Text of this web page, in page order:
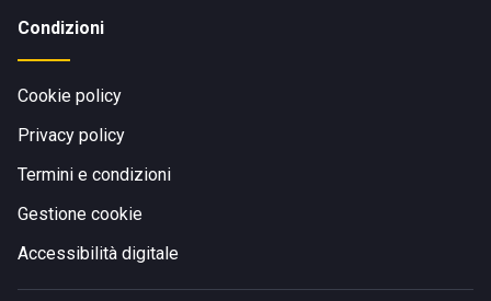
Condizioni
Cookie policy
Privacy policy
Termini e condizioni
Gestione cookie
Accessibilità digitale